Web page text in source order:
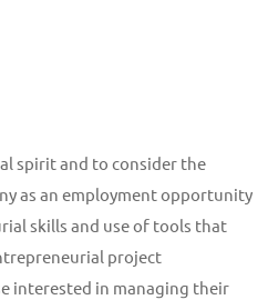
spirit and to consider the
as an employment opportunity
skills and use of tools that
project
interested in managing their